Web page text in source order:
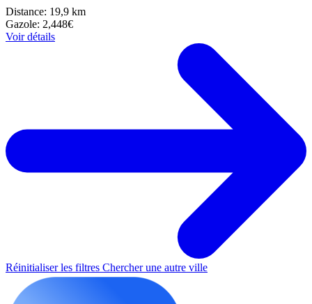
Distance: 19,9 km
Gazole: 2,448€
Voir détails
Réinitialiser les filtres Chercher une autre ville